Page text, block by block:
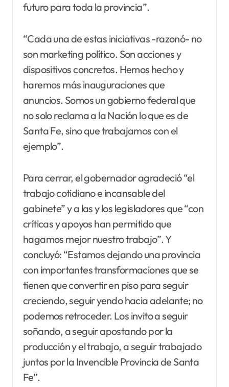
futuro para toda la provincia”.
“Cada una de estas iniciativas -razonó- no
son marketing político. Son acciones y
dispositivos concretos. Hemos hecho y
haremos más inauguraciones que
anuncios. Somos un gobierno federal que
no solo reclama a la Nación lo que es de
Santa Fe, sino que trabajamos con el
ejemplo”.
Para cerrar, el gobernador agradeció “el
trabajo cotidiano e incansable del
gabinete” y a las y los legisladores que “con
críticas y apoyos han permitido que
hagamos mejor nuestro trabajo”. Y
concluyó: “Estamos dejando una provincia
con importantes transformaciones que se
tienen que convertir en piso para seguir
creciendo, seguir yendo hacia adelante; no
podemos retroceder. Los invito a seguir
soñando, a seguir apostando por la
producción y el trabajo, a seguir trabajado
juntos por la Invencible Provincia de Santa
Fe”.